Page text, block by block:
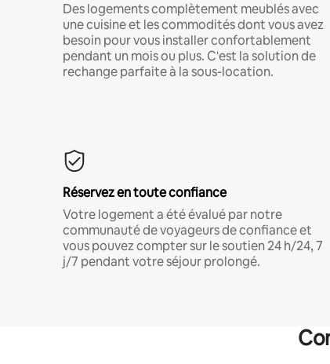
Des logements complètement meublés avec
une cuisine et les commodités dont vous avez
besoin pour vous installer confortablement
pendant un mois ou plus. C'est la solution de
rechange parfaite à la sous-location.
Réservez en toute confiance
Votre logement a été évalué par notre
communauté de voyageurs de confiance et
vous pouvez compter sur le soutien 24 h/24, 7
j/7 pendant votre séjour prolongé.